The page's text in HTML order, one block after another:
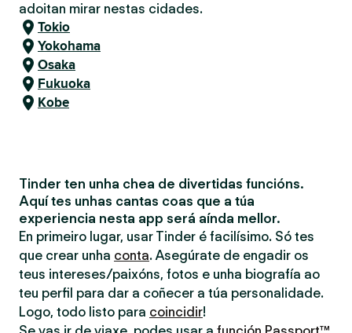
adoitan mirar nestas cidades.
Tokio
Yokohama
Osaka
Fukuoka
Kobe
Tinder ten unha chea de divertidas funcións.
Aquí tes unhas cantas coas que a túa
experiencia nesta app será aínda mellor.
En primeiro lugar, usar Tinder é facilísimo. Só tes
que crear unha conta. Asegúrate de engadir os
teus intereses/paixóns, fotos e unha biografía ao
teu perfil para dar a coñecer a túa personalidade.
Logo, todo listo para coincidir!